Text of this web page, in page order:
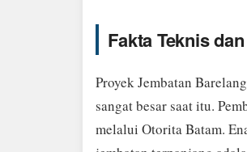
Fakta Teknis
Proyek Jembatan
sangat besar saat itu.
melalui Otorita Batam.